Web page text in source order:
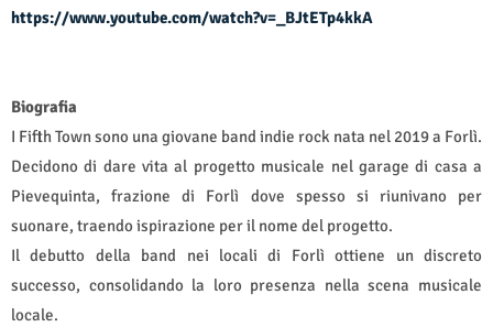
https://www.youtube.com/watch?v=_BJtETp4kkA
Biografia
I Fifth Town sono una giovane band indie rock nata nel 2019 a Forlì.
Decidono di dare vita al progetto musicale nel garage di casa a
Pievequinta, frazione di Forlì dove spesso si riunivano per
suonare, traendo ispirazione per il nome del progetto.
Il debutto della band nei locali di Forlì ottiene un discreto
successo, consolidando la loro presenza nella scena musicale
locale.